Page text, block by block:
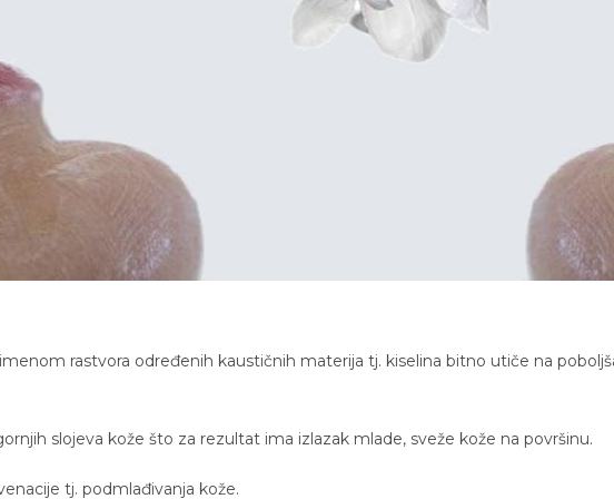
rastvora određenih kaustičnih materija tj. kiselina bitno utiče na
slojeva kože što za rezultat ima izlazak mlade, sveže kože na površinu.
tj. podmlađivanja kože.